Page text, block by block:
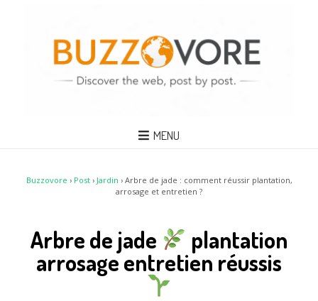
MENU
Buzzovore › Post› Jardin › Arbre de jade : comment réussir plantation,
arrosage et entretien ?
Arbre de jade plantation
arrosage entretien réussis